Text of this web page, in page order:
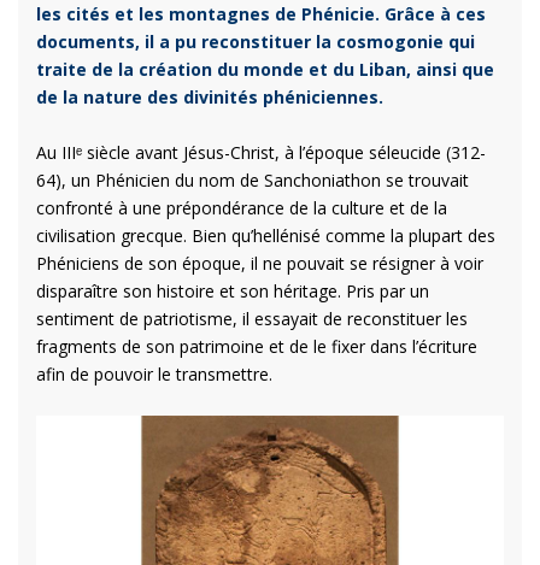
les cités et les montagnes de Phénicie. Grâce à ces
documents, il a pu reconstituer la cosmogonie qui
traite de la création du monde et du Liban, ainsi que
de la nature des divinités phéniciennes.
Au IIIᵉ siècle avant Jésus-Christ, à l’époque séleucide (312-
64), un Phénicien du nom de Sanchoniathon se trouvait
confronté à une prépondérance de la culture et de la
civilisation grecque. Bien qu’hellénisé comme la plupart des
Phéniciens de son époque, il ne pouvait se résigner à voir
disparaître son histoire et son héritage. Pris par un
sentiment de patriotisme, il essayait de reconstituer les
fragments de son patrimoine et de le fixer dans l’écriture
afin de pouvoir le transmettre.